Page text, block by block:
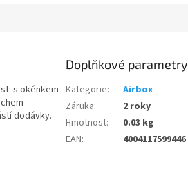
s okénkem
dodávky.
Doplňkové parametry
Kategorie:
Airbox
Záruka:
2 roky
Hmotnost:
0.03 kg
EAN: 4004117599446